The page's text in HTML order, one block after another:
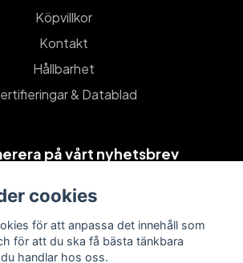
Köpvillkor
Kontakt
Hållbarhet
& Datablad
på vårt nyhetsbrev
cookies
för att anpassa det innehåll som
för att du ska få bästa tänkbara
handlar hos oss.